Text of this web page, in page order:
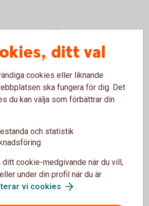
säga tillgångar under förvaltning.
till kronor per fondandel. Hur många
kan skilja sig ganska mycket från
Roburs
fonder som kan komma att
ditt val
cookies eller liknande
ska fungera för dig. Det
du kan välja som förbättrar din
och statistik
ditt cookie-medgivande när du vill,
under din profil när du är
vi cookies .